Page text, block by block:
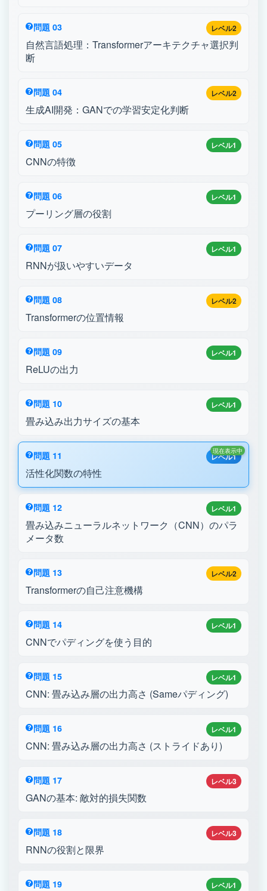
レベル2
問題 03
自然言語処理：Transformerアーキテクチャ選択判
断
レベル2
問題 04
生成AI開発：GANでの学習安定化判断
レベル1
問題 05
CNNの特徴
レベル1
問題 06
プーリング層の役割
レベル1
問題 07
RNNが扱いやすいデータ
レベル2
問題 08
Transformerの位置情報
レベル1
問題 09
ReLUの出力
レベル1
問題 10
畳み込み出力サイズの基本
レベル1
問題 11
活性化関数の特性
現在表示中
レベル1
問題 12
畳み込みニューラルネットワーク（CNN）のパラ
メータ数
レベル2
問題 13
Transformerの自己注意機構
レベル1
問題 14
CNNでパディングを使う目的
レベル1
問題 15
CNN: 畳み込み層の出力高さ (Sameパディング)
レベル1
問題 16
CNN: 畳み込み層の出力高さ (ストライドあり)
レベル3
問題 17
GANの基本: 敵対的損失関数
レベル3
問題 18
RNNの役割と限界
レベル1
問題 19